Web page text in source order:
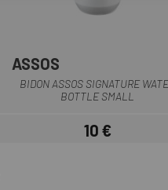
ASSOS
BIDON ASSOS SIGNATURE
BOTTLE SMALL
Precio
10 €